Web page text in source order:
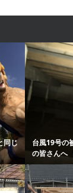
同じ
台風19号の
の皆さんへ